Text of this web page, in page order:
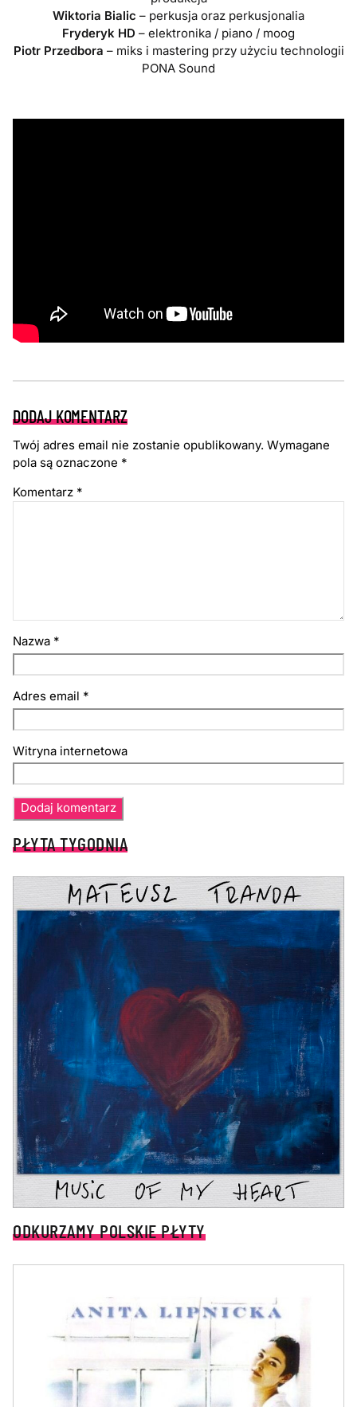
Wiktoria Bialic – perkusja oraz perkusjonalia
Fryderyk HD – elektronika / piano / moog
Piotr Przedbora – miks i mastering przy użyciu technologii
PONA Sound
DODAJ KOMENTARZ
Twój adres email nie zostanie opublikowany. Wymagane
pola są oznaczone *
Komentarz *
Nazwa *
Adres email *
Witryna internetowa
PŁYTA TYGODNIA
ODKURZAMY POLSKIE PŁYTY